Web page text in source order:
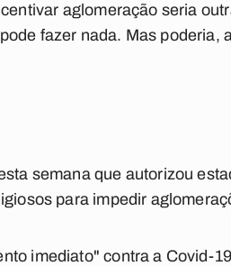
aglomeração seria
fazer nada. Mas poderia,
semana que autorizou
para impedir
imediato" contra a Covid-